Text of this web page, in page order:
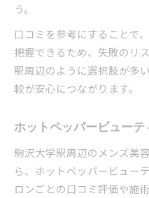
う。
口コミを参考にすることで
把握できるため、失敗のリ
駅周辺のように選択肢が多
較が安心につながります。
ホットペッパービューテ
駒沢大学駅周辺のメンズ美
ら、ホットペッパービュー
ロンごとの口コミ評価や施